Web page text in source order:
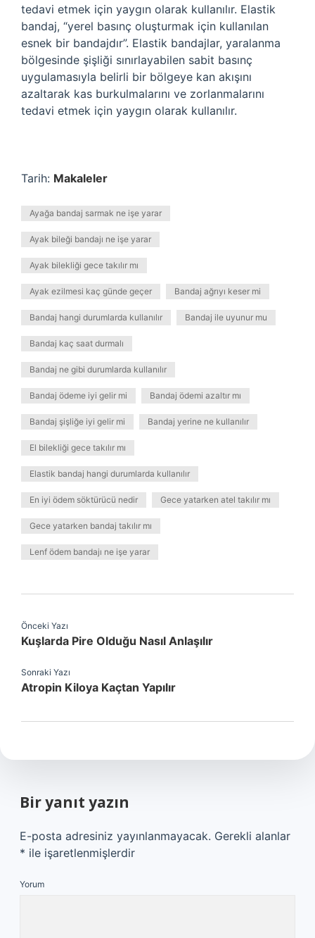
tedavi etmek için yaygın olarak kullanılır. Elastik
bandaj, “yerel basınç oluşturmak için kullanılan
esnek bir bandajdır”. Elastik bandajlar, yaralanma
bölgesinde şişliği sınırlayabilen sabit basınç
uygulamasıyla belirli bir bölgeye kan akışını
azaltarak kas burkulmalarını ve zorlanmalarını
tedavi etmek için yaygın olarak kullanılır.
Tarih: Makaleler
Ayağa bandaj sarmak ne işe yarar
Ayak bileği bandajı ne işe yarar
Ayak bilekliği gece takılır mı
Ayak ezilmesi kaç günde geçer Bandaj ağrıyı keser mi
Bandaj hangi durumlarda kullanılır Bandaj ile uyunur mu
Bandaj kaç saat durmalı
Bandaj ne gibi durumlarda kullanılır
Bandaj ödeme iyi gelir mi Bandaj ödemi azaltır mı
Bandaj şişliğe iyi gelir mi Bandaj yerine ne kullanılır
El bilekliği gece takılır mı
Elastik bandaj hangi durumlarda kullanılır
En iyi ödem söktürücü nedir Gece yatarken atel takılır mı
Gece yatarken bandaj takılır mı
Lenf ödem bandajı ne işe yarar
Önceki Yazı
Kuşlarda Pire Olduğu Nasıl Anlaşılır
Sonraki Yazı
Atropin Kiloya Kaçtan Yapılır
Bir yanıt yazın
E-posta adresiniz yayınlanmayacak. Gerekli alanlar
* ile işaretlenmişlerdir
Yorum